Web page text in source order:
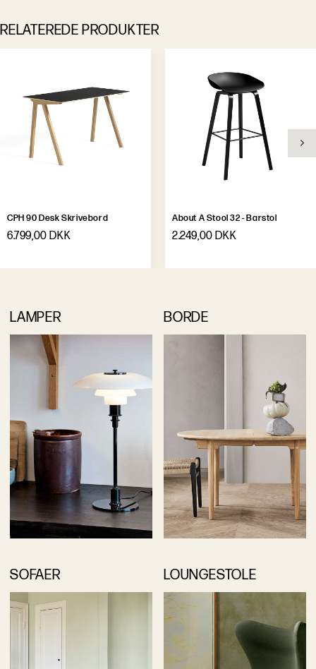
RELATEREDE PRODUKTER
CPH 90 Desk Skrivebord
6.799,00 DKK
About A Stool 32 - Barstol
2.249,00 DKK
LAMPER BORDE
SOFAER LOUNGESTOLE